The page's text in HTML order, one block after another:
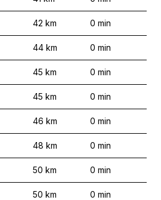
42 km 0 min
44 km 0 min
45 km 0 min
45 km 0 min
46 km 0 min
48 km 0 min
50 km 0 min
50 km 0 min